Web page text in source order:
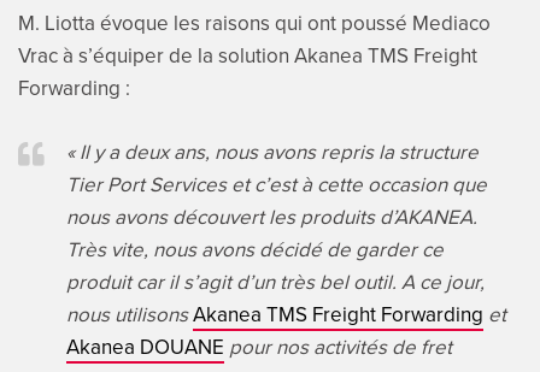
M. Liotta évoque les raisons qui ont poussé Mediaco
Vrac à s’équiper de la solution Akanea TMS Freight
Forwarding :
« Il y a deux ans, nous avons repris la structure
Tier Port Services et c’est à cette occasion que
nous avons découvert les produits d’AKANEA.
Très vite, nous avons décidé de garder ce
produit car il s’agit d’un très bel outil. A ce jour,
nous utilisonsAkanea TMS Freight Forwarding et
Akanea DOUANE pour nos activités de fret